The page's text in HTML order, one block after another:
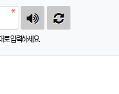
로 입력하세요.